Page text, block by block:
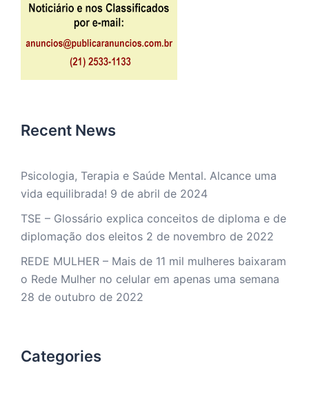
Recent News
Psicologia, Terapia e Saúde Mental. Alcance uma
vida equilibrada! 9 de abril de 2024
TSE – Glossário explica conceitos de diploma e de
diplomação dos eleitos 2 de novembro de 2022
REDE MULHER – Mais de 11 mil mulheres baixaram
o Rede Mulher no celular em apenas uma semana
28 de outubro de 2022
Categories